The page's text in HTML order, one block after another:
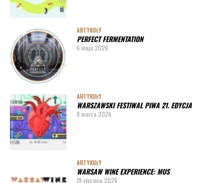
ARTYKUŁY
PERFECT FERMENTATION
6 maja 2026
ARTYKUŁY
WARSZAWSKI FESTIWAL PIWA 21. EDYCJA
8 marca 2026
ARTYKUŁY
WARSAW WINE EXPERIENCE: MUS
19 stycznia 2026